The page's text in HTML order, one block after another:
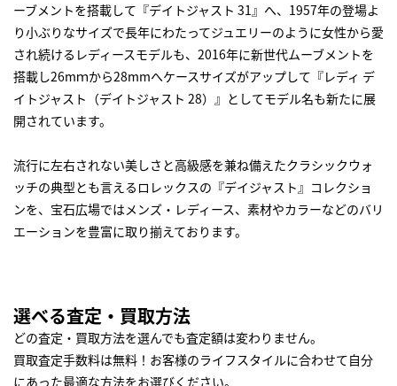
ーブメントを搭載して『デイトジャスト 31』へ、1957年の登場よ
り小ぶりなサイズで長年にわたってジュエリーのように女性から愛
され続けるレディースモデルも、2016年に新世代ムーブメントを
搭載し26mｍから28mmへケースサイズがアップして『レディ デ
イトジャスト（デイトジャスト 28）』としてモデル名も新たに展
開されています。
流行に左右されない美しさと高級感を兼ね備えたクラシックウォ
ッチの典型とも言えるロレックスの『デイジャスト』コレクショ
ンを、宝石広場ではメンズ・レディース、素材やカラーなどのバリ
エーションを豊富に取り揃えております。
選べる査定・買取方法
どの査定・買取方法を選んでも査定額は変わりません。
買取査定手数料は無料！お客様のライフスタイルに合わせて自分
にあった最適な方法をお選びください。